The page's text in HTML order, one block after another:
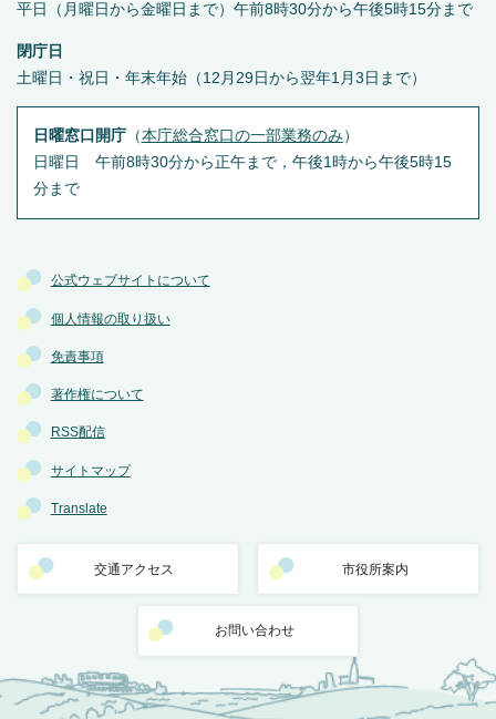
公式ウェブサイトについて
個人情報の取り扱い
免責事項
著作権について
RSS配信
サイトマップ
Translate
交通アクセス 市役所案内
お問い合わせ
平日（月曜日から金曜日まで）午前8時30分から午後5時15分まで
閉庁日
土曜日・祝日・年末年始（12月29日から翌年1月3日まで）
日曜窓口開庁（本庁総合窓口の一部業務のみ ）
日曜日 午前8時30分から正午まで，午後1時から午後5時15
分まで